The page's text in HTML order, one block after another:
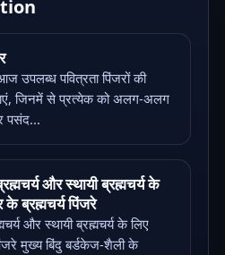
उपलब्ध पवित्रता पिंजरों की
जिनमें से प्रत्येक को अलग-अलग
पसंद...
और स्थायी ब्रह्मचर्य के
ब्रह्मचर्य पिंजरे
और स्थायी ब्रह्मचर्य के लिए
मुख्य बिंदु बर्डकेज-शैली के